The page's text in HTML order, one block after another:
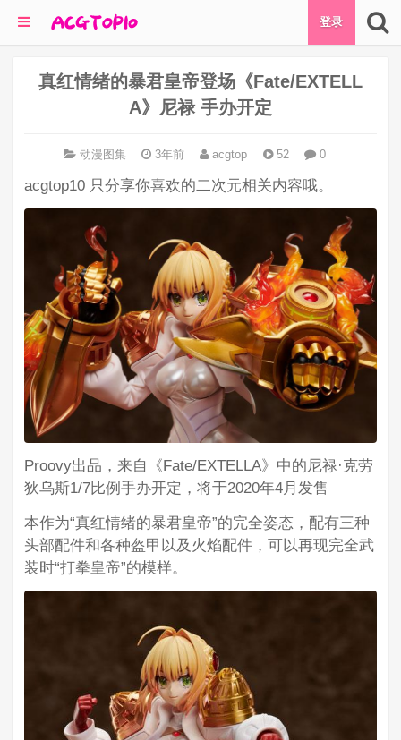
登录
真红情绪的暴君皇帝登场《Fate/EXTELL
A》尼禄 手办开定
动漫图集 3年前 acgtop 52 0
acgtop10 只分享你喜欢的二次元相关内容哦。
Proovy出品，来自《Fate/EXTELLA》中的尼禄·克劳
狄乌斯1/7比例手办开定，将于2020年4月发售
本作为“真红情绪的暴君皇帝”的完全姿态，配有三种
头部配件和各种盔甲以及火焰配件，可以再现完全武
装时“打拳皇帝”的模样。